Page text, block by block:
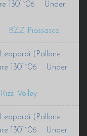
1301~06
Under
BZZ Piossasco
(Pallone
1301~06
Under
Rizzi Volley
(Pallone
1301~06
Under